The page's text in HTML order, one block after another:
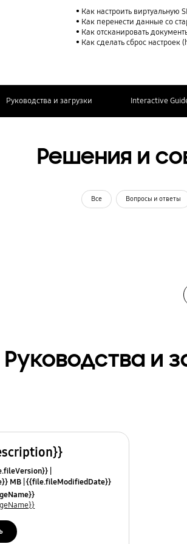
Как настроить виртуальную
Как перенести данные со
Как отсканировать
Как сделать сброс
Руководства и загрузки Interactive
Решения и
Все Вопросы и ответы
Руководства и
MB {{file.fileModifiedDate}}